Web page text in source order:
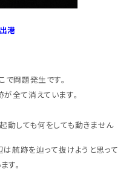
港
問題発生です。
全て消えています。
しても何をしても動きません
は航跡を辿って抜けようと思って
す。